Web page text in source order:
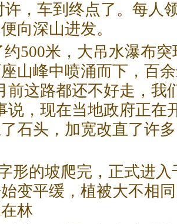
车到终点了。每人
向深山进发。
米，大吊水瀑布突
山峰中喷涌而下，百
前这路都还不好走，我
说，现在当地政府正在
石头，加宽改直了许
的坡爬完，正式进入
变平缓，植被大不相
林